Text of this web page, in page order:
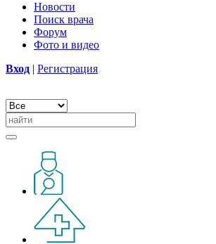
Новости
Поиск врача
Форум
Фото и видео
Вход | Регистрация